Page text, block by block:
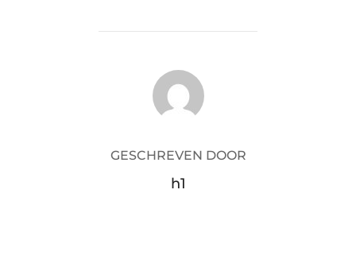
BERICHTAUTEUR
GESCHREVEN DOOR
h1